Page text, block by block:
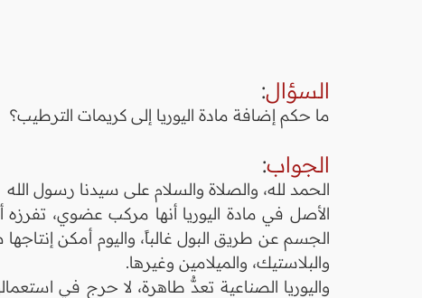
السؤال:
ما حكم إضافة مادة اليوريا إلى كريمات الترطيب؟
الجواب:
الحمد لله، والصلاة والسلام على سيدنا رسول الله
الأصل في مادة اليوريا أنها مركب عضوي،
الجسم عن طريق البول غالباً، واليوم أمكن
والبلاستيك، والميلامين وغيرها.
واليوريا الصناعية تعدُّ طاهرة، لا حرج في